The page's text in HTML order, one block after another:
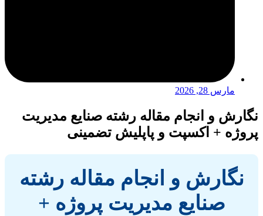
مارس 28, 2026
نگارش و انجام مقاله رشته صنایع مدیریت
پروژه + اکسپت و پاپلیش تضمینی
نگارش و انجام مقاله رشته
صنایع مدیریت پروژه +